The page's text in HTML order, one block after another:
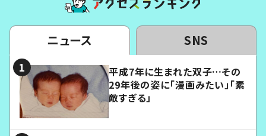
ニュース SNS
平成7年に生まれた双子…その
29年後の姿に「漫画みたい」「素
敵すぎる」